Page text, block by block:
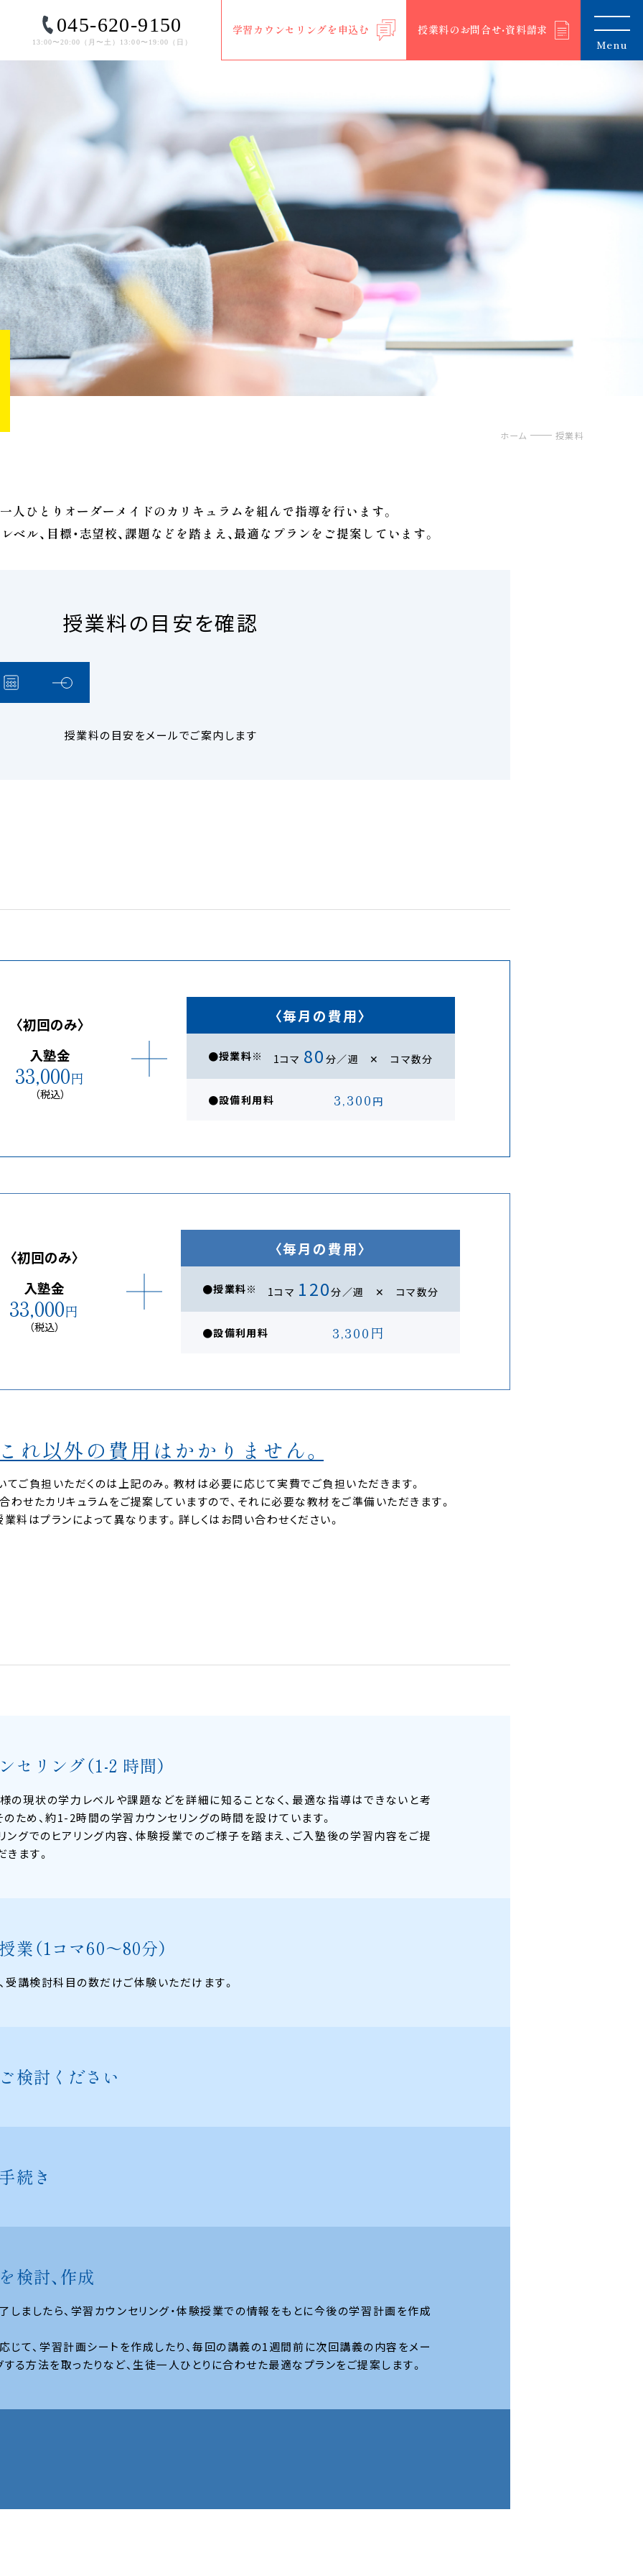
045-620-9150
13:00〜20:00（⽉〜⼟）13:00〜19:00（⽇）
学習カウンセリングを申込む
授業料のお問合せ‧資料請求
Menu
ホーム 授業料
人ひとりオーダーメイドのカリキュラムを組んで指導を行います。
ベル、目標・志望校、課題などを踏まえ、最適なプランをご提案しています。
授業料の目安を確認
授業料の目安をメールでご案内します
〈初回のみ〉
入塾金
33,000円
（税込）
〈毎月の費用〉
●授業料※ 1コマ 80 分／週 ✕ コマ数分
●設備利用料 3,300 円
〈初回のみ〉
入塾金
33,000円
（税込）
〈毎月の費用〉
●授業料※ 1コマ 120分／週 ✕ コマ数分
●設備利用料 3,300円
れ以外の費用はかかりません。
てご負担いただくのは上記のみ。教材は必要に応じて実費でご負担いただきます。
わせたカリキュラムをご提案していますので、それに必要な教材をご準備いただきます。
料はプランによって異なります。詳しくはお問い合わせください。
セリング（1-2 時間）
の現状の学力レベルや課題などを詳細に知ることなく、最適な指導はできないと考
のため、約1-2時間の学習カウンセリングの時間を設けています。
ングでのヒアリング内容、体験授業でのご様子を踏まえ、ご入塾後の学習内容をご提
ます。
業（1コマ60〜80分）
受講検討科目の数だけご体験いただけます。
検討ください
続き
検討、作成
しましたら、学習カウンセリング・体験授業での情報をもとに今後の学習計画を作成
じて、学習計画シートを作成したり、毎回の講義の1週間前に次回講義の内容をメー
する⽅法を取ったりなど、生徒一人ひとりに合わせた最適なプランをご提案します。